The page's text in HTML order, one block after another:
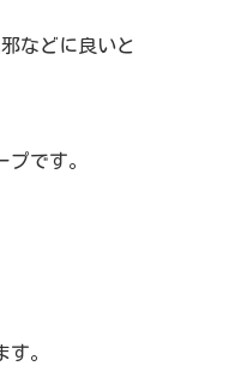
などに良いと
です。
。